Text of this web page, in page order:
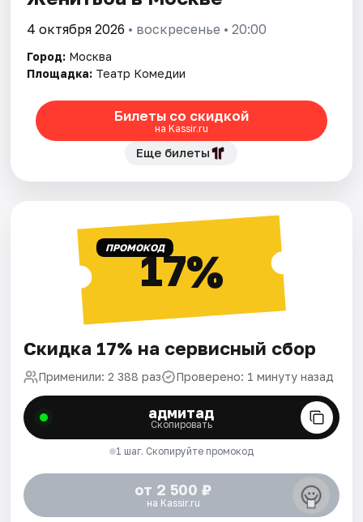
4 октября 2026 • воскресенье • 20:00
Город: Москва
Площадка: Театр Комедии
Билеты со скидкой
на Kassir.ru
Еще билеты
ПРОМОКОД17%
Скидка 17% на сервисный сбор
Применили: 2 388 раз Проверено: 1 минуту назад
адмитад
Скопировать
1 шаг. Скопируйте промокод
от 2 500 ₽
на Kassir.ru